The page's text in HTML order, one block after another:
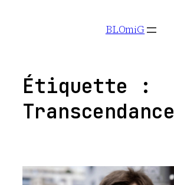
BLOmiG
Étiquette :
Transcendance